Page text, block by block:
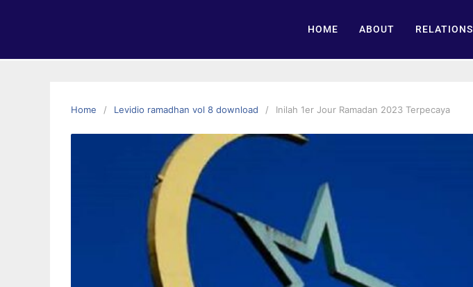
HOME ABOUT RELATIONS
Home Levidio ramadhan vol 8 download Inilah 1er Jour Ramadan 2023 Terpecaya